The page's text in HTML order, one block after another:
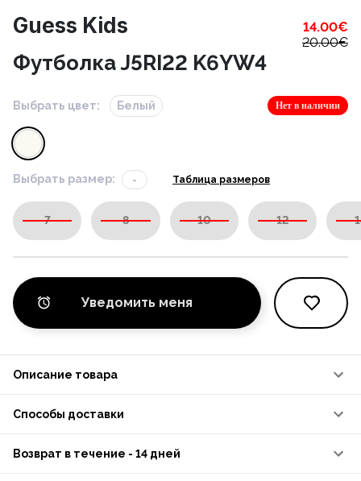
Guess Kids 14.00€
20.00€
Футболка J5RI22 K6YW4
Выбрать цвет: Белый Нет в наличии
Выбрать размер: - Таблица размеров
7 8 10 12
Уведомить меня
Описание товара
Способы доставки
Возврат в течение - 14 дней